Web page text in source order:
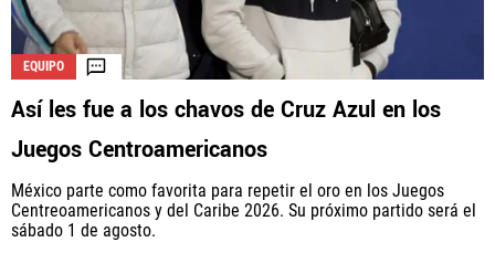
EQUIPO
Así les fue a los chavos de Cruz Azul en los
Juegos Centroamericanos
México parte como favorita para repetir el oro en los Juegos
Centreoamericanos y del Caribe 2026. Su próximo partido será el
sábado 1 de agosto.